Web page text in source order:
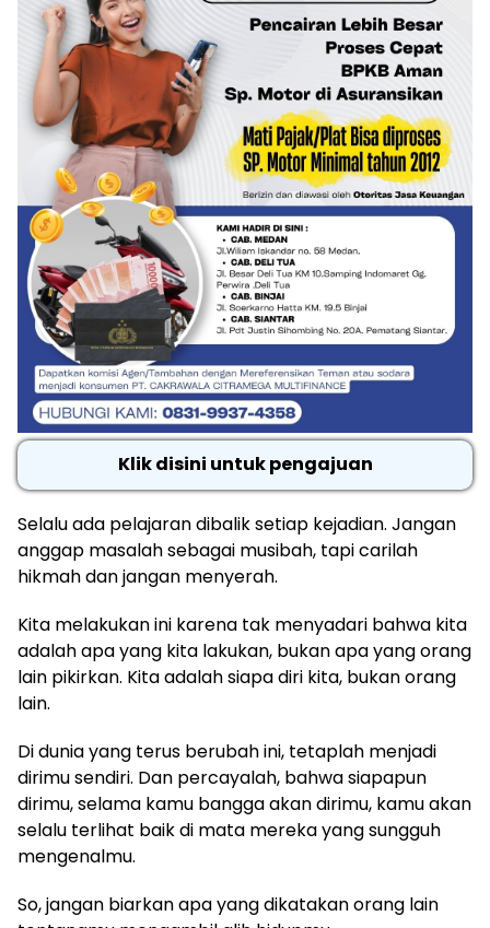
Klik disini untuk pengajuan
Selalu ada pelajaran dibalik setiap kejadian. Jangan
anggap masalah sebagai musibah, tapi carilah
hikmah dan jangan menyerah.
Kita melakukan ini karena tak menyadari bahwa kita
adalah apa yang kita lakukan, bukan apa yang orang
lain pikirkan. Kita adalah siapa diri kita, bukan orang
lain.
Di dunia yang terus berubah ini, tetaplah menjadi
dirimu sendiri. Dan percayalah, bahwa siapapun
dirimu, selama kamu bangga akan dirimu, kamu akan
selalu terlihat baik di mata mereka yang sungguh
mengenalmu.
So, jangan biarkan apa yang dikatakan orang lain